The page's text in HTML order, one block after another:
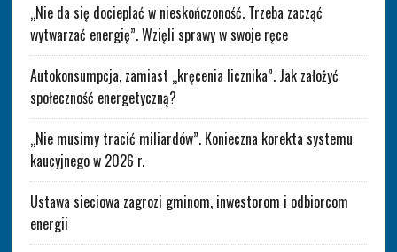
„Nie da się docieplać w nieskończoność. Trzeba zacząć
wytwarzać energię”. Wzięli sprawy w swoje ręce
Autokonsumpcja, zamiast „kręcenia licznika”. Jak założyć
społeczność energetyczną?
„Nie musimy tracić miliardów”. Konieczna korekta systemu
kaucyjnego w 2026 r.
Ustawa sieciowa zagrozi gminom, inwestorom i odbiorcom
energii